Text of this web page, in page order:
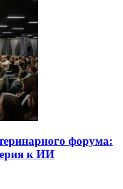
форума:
к ИИ